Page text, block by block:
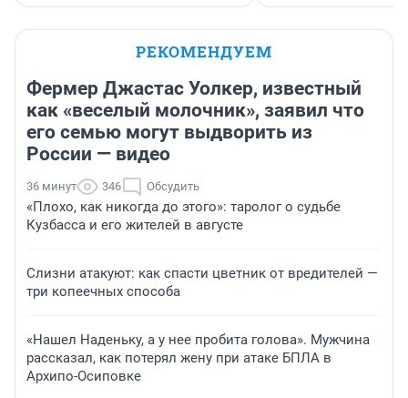
РЕКОМЕНДУЕМ
Фермер Джастас Уолкер, известный
как «веселый молочник», заявил что
его семью могут выдворить из
России — видео
36 минут 346 Обсудить
«Плохо, как никогда до этого»: таролог о судьбе
Кузбасса и его жителей в августе
Слизни атакуют: как спасти цветник от вредителей —
три копеечных способа
«Нашел Наденьку, а у нее пробита голова». Мужчина
рассказал, как потерял жену при атаке БПЛА в
Архипо-Осиповке